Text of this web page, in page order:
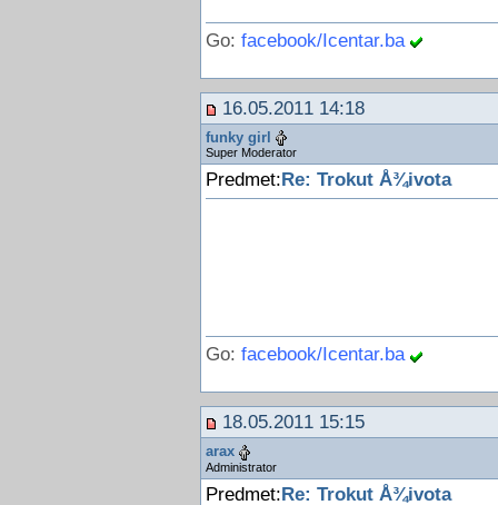
Go: facebook/Icentar.ba
16.05.2011 14:18
funky girl
Super Moderator
Predmet: Re: Trokut Å¾ivota
Go: facebook/Icentar.ba
18.05.2011 15:15
arax
Administrator
Predmet:Re: Trokut Å¾ivota